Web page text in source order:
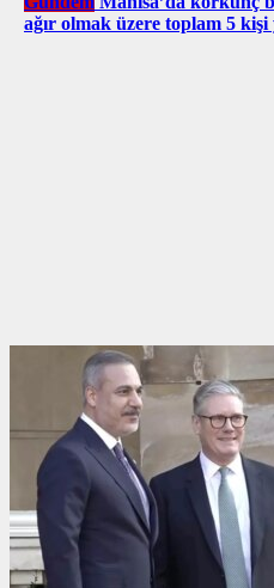
ağır olmak üzere toplam 5 kişi